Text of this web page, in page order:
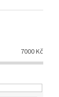
7000Kč